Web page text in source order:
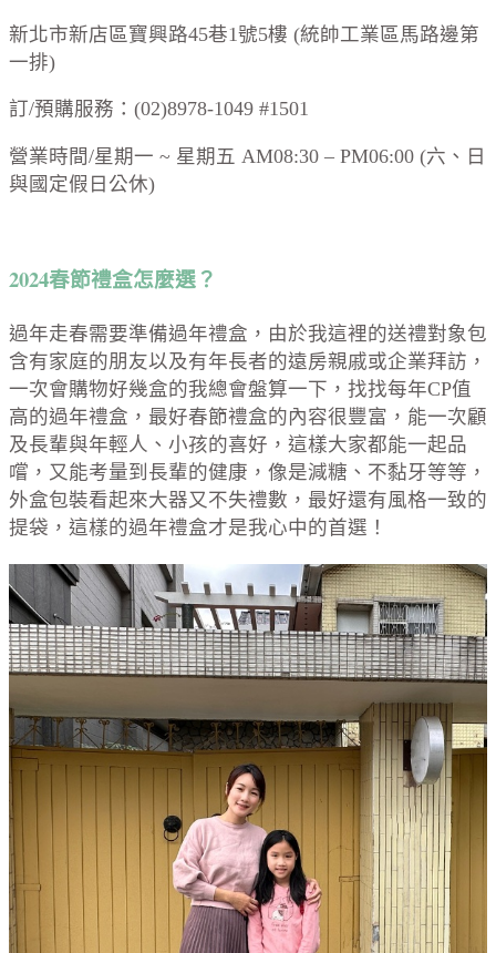
新北市新店區寶興路45巷1號5樓 (統帥工業區馬路邊第
一排)
訂/預購服務：(02)8978-1049 #1501
營業時間/星期一 ~ 星期五 AM08:30 – PM06:00 (六、日
與國定假日公休)
2024春節禮盒怎麼選？
過年走春需要準備過年禮盒，由於我這裡的送禮對象包
含有家庭的朋友以及有年長者的遠房親戚或企業拜訪，
一次會購物好幾盒的我總會盤算一下，找找每年CP值
高的過年禮盒，最好春節禮盒的內容很豐富，能一次顧
及長輩與年輕人、小孩的喜好，這樣大家都能一起品
嚐，又能考量到長輩的健康，像是減糖、不黏牙等等，
外盒包裝看起來大器又不失禮數，最好還有風格一致的
提袋，這樣的過年禮盒才是我心中的首選！